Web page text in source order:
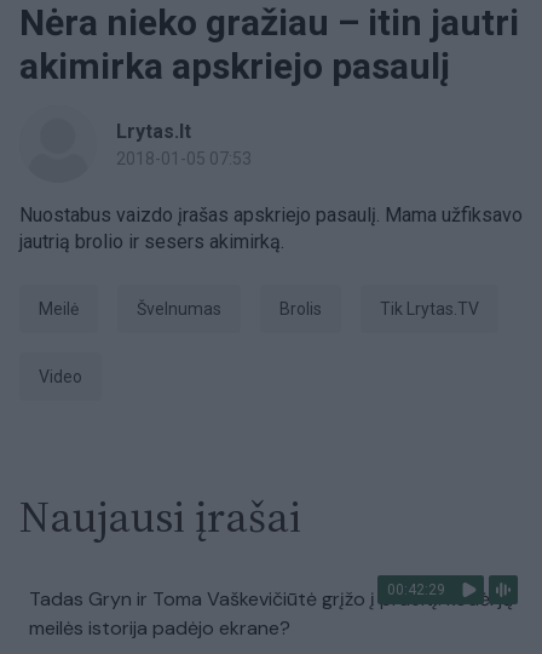
Nėra nieko gražiau – itin jautri
akimirka apskriejo pasaulį
Lrytas.lt
2018-01-05 07:53
Nuostabus vaizdo įrašas apskriejo pasaulį. Mama užfiksavo
jautrią brolio ir sesers akimirką.
Meilė švelnumas brolis tik Lrytas.TV
Video
Naujausi įrašai
00:42:29
Tadas Gryn ir Toma Vaškevičiūtė grįžo į praeitį: kodėl jų
meilės istorija padėjo ekrane?